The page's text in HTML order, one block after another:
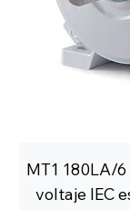
MT1 180LA/
voltaje IEC